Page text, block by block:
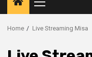
Primary
Menu
Home Live Streaming Misa